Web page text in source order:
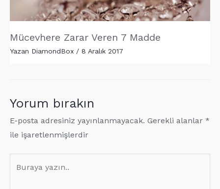
Mücevhere Zarar Veren 7 Madde
Yazan DiamondBox / 8 Aralık 2017
Yorum bırakın
E-posta adresiniz yayınlanmayacak. Gerekli alanlar *
ile işaretlenmişlerdir